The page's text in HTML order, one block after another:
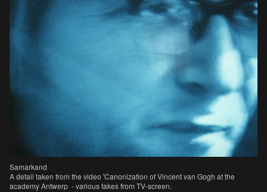
Samarkand
A detail taken from the video 'Canonization of Vincent van Gogh at the
academy Antwerp - various takes from TV-screen.